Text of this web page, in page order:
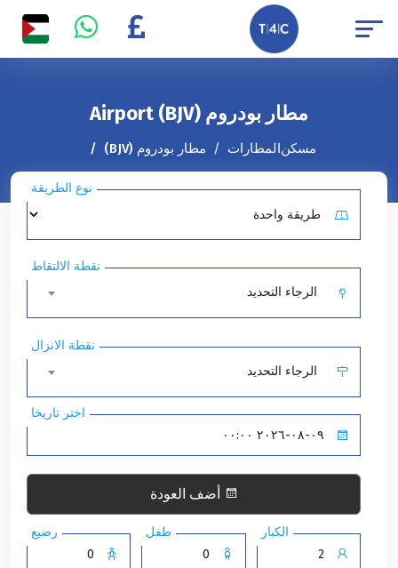
مطار بودروم (BJV) Airport
مسكنالمطارات مطار بودروم (BJV)
نوع الطريقة
نقطة الالتقاط
الرجاء التحديد
نقطة الانزال
الرجاء التحديد
اختر تاريخا
أضف العودة
الكبار طفل رضيع